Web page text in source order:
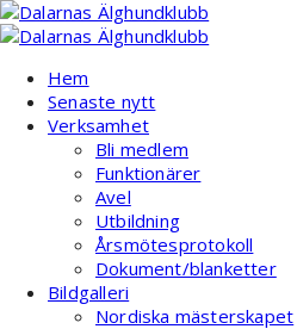
Hoppa
till
Hem
Senaste nytt
Verksamhet
Bli medlem
Funktionärer
Avel
Utbildning
Årsmötesprotokoll
Dokument/blanketter
Bildgalleri
Nordiska mästerskapet